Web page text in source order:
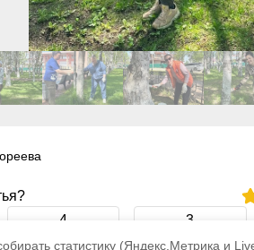
статистику (Яндекс.Метрика и
4 3